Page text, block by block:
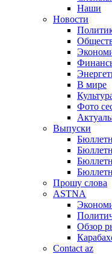
Наши
Новости
В мире
Фото
Выпуски
Прошу слова
ASTNA
Обзор
Contact az